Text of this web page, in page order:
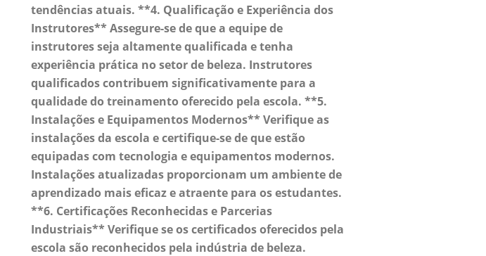
tendências atuais. **4. Qualificação e Experiência dos
Instrutores** Assegure-se de que a equipe de
instrutores seja altamente qualificada e tenha
experiência prática no setor de beleza. Instrutores
qualificados contribuem significativamente para a
qualidade do treinamento oferecido pela escola. **5.
Instalações e Equipamentos Modernos** Verifique as
instalações da escola e certifique-se de que estão
equipadas com tecnologia e equipamentos modernos.
Instalações atualizadas proporcionam um ambiente de
aprendizado mais eficaz e atraente para os estudantes.
**6. Certificações Reconhecidas e Parcerias
Industriais** Verifique se os certificados oferecidos pela
escola são reconhecidos pela indústria de beleza.